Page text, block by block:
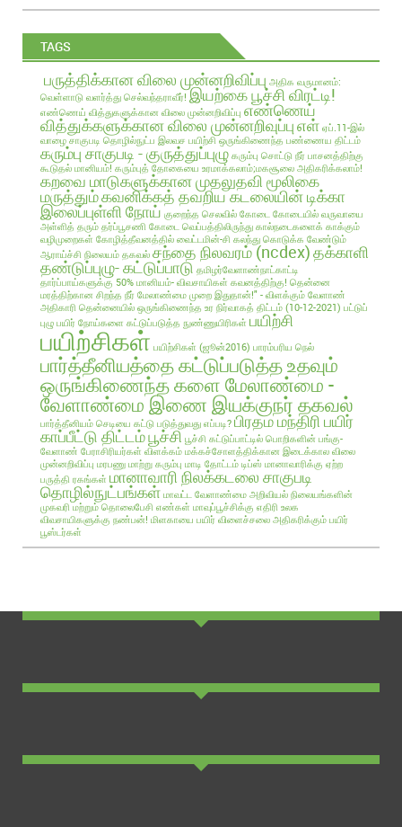
TAGS
பருத்திக்கான விலை முன்னறிவிப்பு அதிக வருமானம்:
வெள்ளாடு வளர்த்து செல்வந்தராவீர்! இயற்கை பூச்சி விரட்டி!
எண்ணெய் வித்துகளுக்கான விலை முன்னறிவிப்பு எண்ணெய்
வித்துக்களுக்கான விலை முன்னறிவுப்புஎள் ஏப்.11-இல்
வாழை சாகுபடி தொழில்நுட்ப இலவச பயிற்சி ஒருங்கிணைந்த பண்ணைய திட்டம்
கரும்பு சாகுபடி - குருத்துப்புழு கரும்பு சொட்டு நீர் பாசனத்திற்கு
கூடுதல் மானியம்! கரும்புத் தோகையை உரமாக்கலாம்;மகசூலை அதிகரிக்கலாம்!
கறவை மாடுகளுக்கான முதலுதவி மூலிகை
மருத்தும்கவனிக்கத் தவறிய கடலையின் டிக்கா
இலைப்புள்ளி நோய் குறைந்த செலவில் கோடை கோடையில் வருவாயை
அள்ளித் தரும் தர்ப்பூசணி கோடை வெப்பத்திலிருந்து கால்நடைகளைக் காக்கும்
வழிமுறைகள் கோழித்தீவனத்தில் வைட்டமின்-சி கலந்து கொடுக்க வேண்டும்
ஆராய்ச்சி நிலையம் தகவல் சந்தை நிலவரம் (ncdex)தக்காளி
தண்டுப்புழு- கட்டுப்பாடு தமிழர்வேளாண்நாட்காட்டி
தார்ப்பாய்களுக்கு 50% மானியம்- விவசாயிகள் கவனத்திற்கு! தென்னை
மரத்திற்கான சிறந்த நீர் மேலாண்மை முறை இதுதான்!" - விளக்கும் வேளாண்
அதிகாரி தென்னையில் ஒருங்கிணைந்த உர நிர்வாகத் திட்டம் (10-12-2021) பட்டுப்
புழு பயிர் நோய்களை கட்டுப்படுத்த நுண்ணுயிரிகள் பயிற்சி
பயிற்சிகள் பயிற்சிகள் (ஜூன்2016) பாரம்பரிய நெல்
பார்த்தீனியத்தை கட்டுப்படுத்த உதவும்
ஒருங்கிணைந்த களை மேலாண்மை -
வேளாண்மை இணை இயக்குநர் தகவல்
பார்த்தீனியம் செடியை கட்டு படுத்துவது எப்படி? பிரதம மந்திரி பயிர்
காப்பீட்டு திட்டம்பூச்சி பூச்சி கட்டுப்பாட்டில் பொறிகளின் பங்கு-
வேளாண் பேராசிரியர்கள் விளக்கம் மக்கச்சோளத்திக்கான இடைக்கால விலை
முன்னறிவிப்பு மரபணு மாற்று கரும்பு மாடி தோட்டம் டிப்ஸ் மானாவாரிக்கு ஏற்ற
பருத்தி ரகங்கள் மானாவாரி நிலக்கடலை சாகுபடி
தொழில்நுட்பங்கள் மாவட்ட வேளாண்மை அறிவியல் நிலையங்களின்
முகவரி மற்றும் தொலைபேசி எண்கள் மாவுப்பூச்சிக்கு எதிரி உலக
விவசாயிகளுக்கு நண்பன்! மிளகாயை பயிர் விளைச்சலை அதிகரிக்கும் பயிர்
பூஸ்டர்கள்